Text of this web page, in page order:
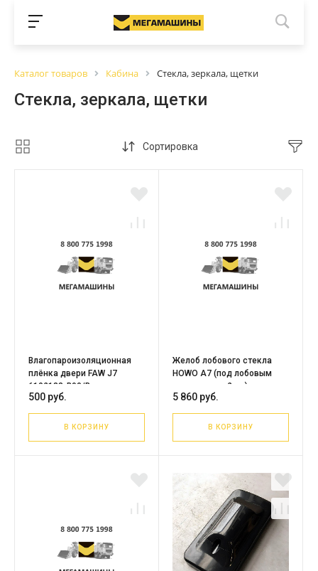
Каталог товаров Кабина Стекла, зеркала, щетки
Стекла, зеркала, щетки
Сортировка
Влагопароизоляционная
плёнка двери FAW J7
6102183-B90/B
500 руб.
В КОРЗИНУ
Желоб лобового стекла
HOWO A7 (под лобовым
стеклом, к-т 2 шт)
WG1664110037
5 860 руб.
В КОРЗИНУ